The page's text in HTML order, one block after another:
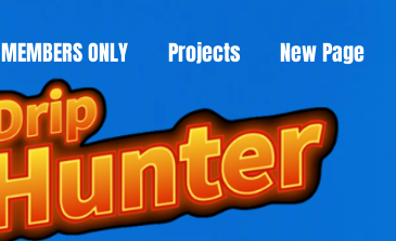
MEMBERS ONLY Projects New Page